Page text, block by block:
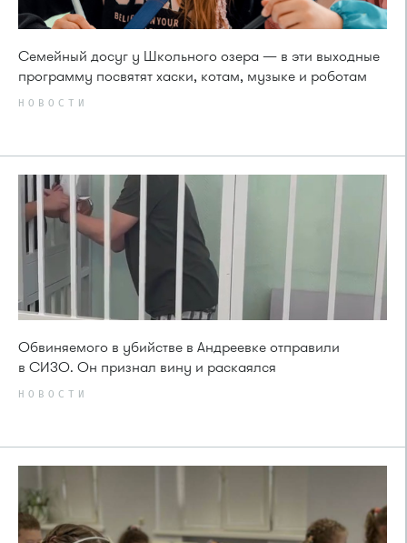
Семейный досуг у Школьного озера — в эти выходные
программу посвятят хаски, котам, музыке и роботам
НОВОСТИ
Обвиняемого в убийстве в Андреевке отправили
в СИЗО. Он признал вину и раскаялся
НОВОСТИ